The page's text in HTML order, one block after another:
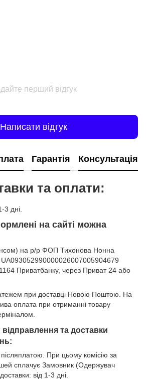
перший відгук
Написати відгук
Гарантія Консультація
та оплати:
3 дні.
на сайті можна
на р/р ФОП Тихонова Нонна
Приватбанку, через Приват 24 або
при доставці Новою Поштою. На
оплата при отриманні товару
та доставки
При цьому комісію за
сплачує Замовник (Одержувач
від 1-3 дні.